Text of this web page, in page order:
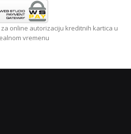
online autorizaciju kreditnih kartica u
vremenu